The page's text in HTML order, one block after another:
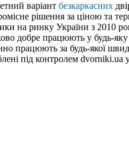
варіант безкаркасних
рішення за ціною та
на ринку України з 2010
добре працюють у будь-
працюють за будь-якої
під контролем dvorniki.ua